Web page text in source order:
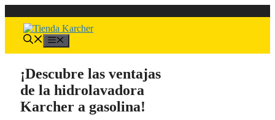
al
contenido
¡Descubre las ventajas
de la hidrolavadora
Karcher a gasolina!